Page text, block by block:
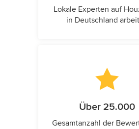
Lokale Experten auf
in Deutschland
Über 25.000
Gesamtanzahl der